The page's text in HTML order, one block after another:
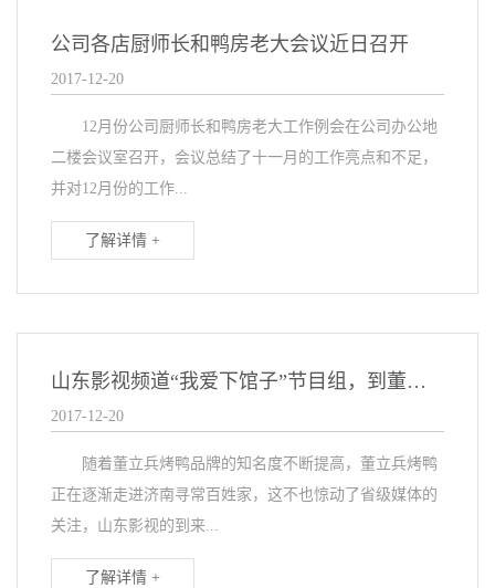
公司各店厨师长和鸭房老大会议近日召开
2017-12-20
12月份公司厨师长和鸭房老大工作例会在公司办公地
二楼会议室召开，会议总结了十一月的工作亮点和不足，
并对12月份的工作...
了解详情 +
山东影视频道“我爱下馆子”节目组，到董立兵烤鸭甸柳店做节目
2017-12-20
随着董立兵烤鸭品牌的知名度不断提高，董立兵烤鸭
正在逐渐走进济南寻常百姓家，这不也惊动了省级媒体的
关注，山东影视的到来...
了解详情 +